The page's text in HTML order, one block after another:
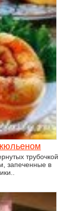
трубочкой
запеченные в